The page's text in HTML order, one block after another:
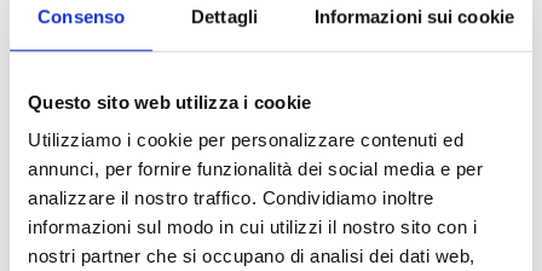
Consenso Dettagli Informazioni sui cookie
Questo sito web utilizza i cookie
Utilizziamo i cookie per personalizzare contenuti ed
annunci, per fornire funzionalità dei social media e per
analizzare il nostro traffico. Condividiamo inoltre
informazioni sul modo in cui utilizzi il nostro sito con i
nostri partner che si occupano di analisi dei dati web,
V
Rifugo Martello